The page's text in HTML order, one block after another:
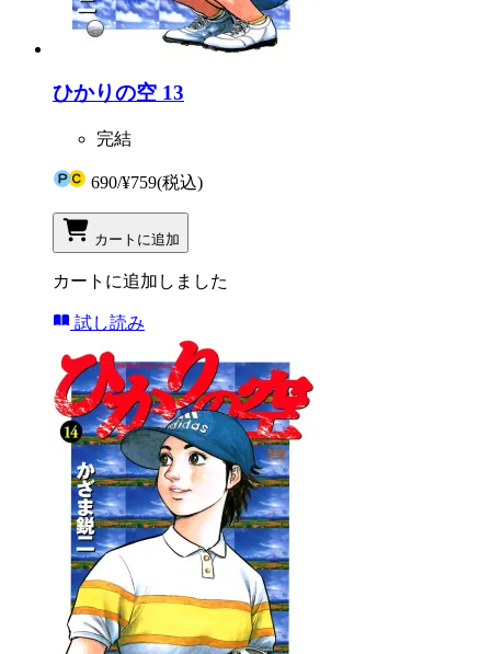
ひかりの空 13
完結
690/¥759(税込)
カートに追加
カートに追加しました
試し読み